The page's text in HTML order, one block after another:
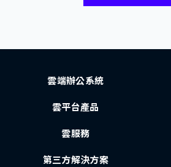
雲端辦公系統
雲平台產品
雲服務
第三方解決方案